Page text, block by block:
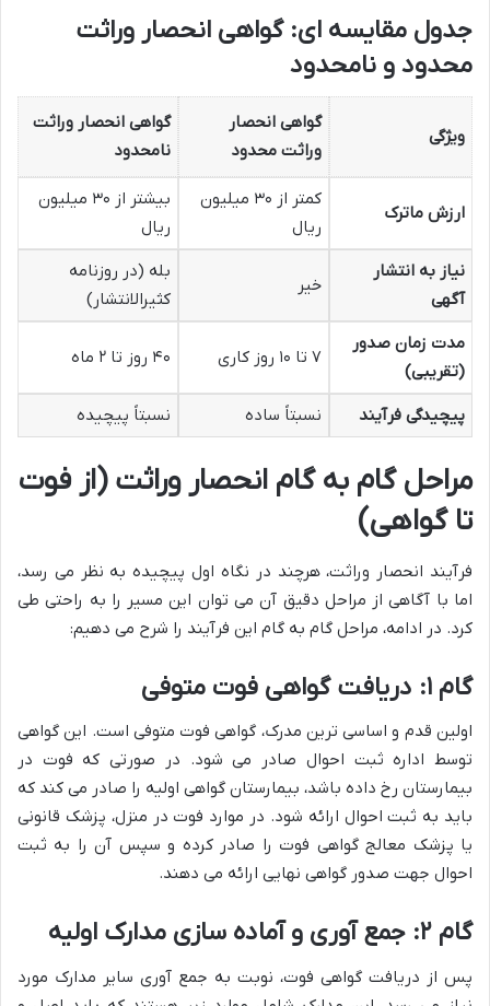
جدول مقایسه ای: گواهی انحصار وراثت
محدود و نامحدود
ویژگی
گواهی انحصار
وراثت محدود
گواهی انحصار وراثت
نامحدود
ارزش ماترک
کمتر از ۳۰ میلیون
ریال
بیشتر از ۳۰ میلیون
ریال
نیاز به انتشار
آگهی
خیر
بله (در روزنامه
کثیرالانتشار)
مدت زمان صدور
(تقریبی)
۷ تا ۱۰ روز کاری ۴۰ روز تا ۲ ماه
پیچیدگی فرآیند نسبتاً ساده نسبتاً پیچیده
مراحل گام به گام انحصار وراثت (از فوت
تا گواهی)
فرآیند انحصار وراثت، هرچند در نگاه اول پیچیده به نظر می رسد،
اما با آگاهی از مراحل دقیق آن می توان این مسیر را به راحتی طی
کرد. در ادامه، مراحل گام به گام این فرآیند را شرح می دهیم:
گام ۱: دریافت گواهی فوت متوفی
اولین قدم و اساسی ترین مدرک، گواهی فوت متوفی است. این گواهی
توسط اداره ثبت احوال صادر می شود. در صورتی که فوت در
بیمارستان رخ داده باشد، بیمارستان گواهی اولیه را صادر می کند که
باید به ثبت احوال ارائه شود. در موارد فوت در منزل، پزشک قانونی
یا پزشک معالج گواهی فوت را صادر کرده و سپس آن را به ثبت
احوال جهت صدور گواهی نهایی ارائه می دهند.
گام ۲: جمع آوری و آماده سازی مدارک اولیه
پس از دریافت گواهی فوت، نوبت به جمع آوری سایر مدارک مورد